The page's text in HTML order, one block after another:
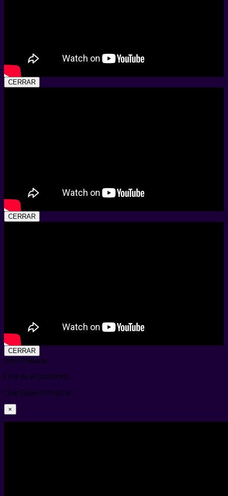
CERRAR
CERRAR
CERRAR
Info Primaria
Este es el contenido
Que Quiero Mostrar
×